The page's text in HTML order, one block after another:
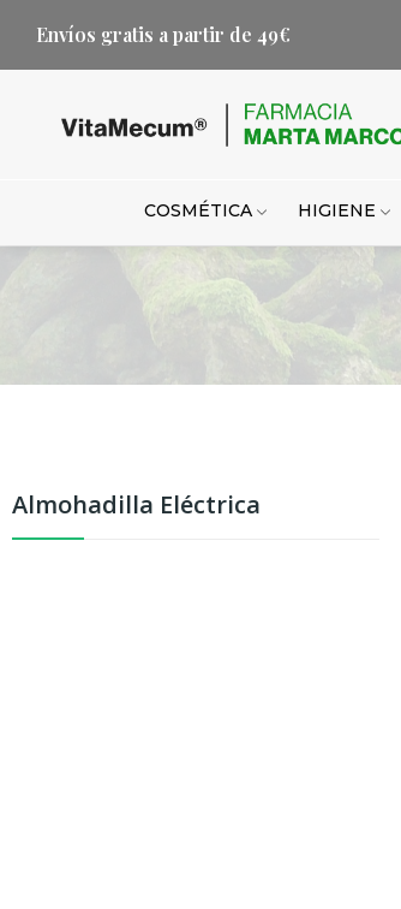
Envíos gratis a partir de 49€
COSMÉTICA HIGIENE
Almohadilla Eléctrica